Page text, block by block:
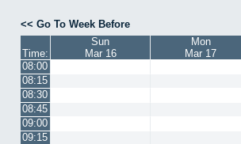
<< Go To Week Before
Time:
Sun
Mar 16
Mon
Mar 17
08:00
08:15
08:30
08:45
09:00
09:15